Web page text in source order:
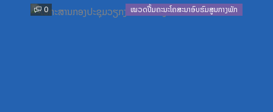
0 ໝວດປື້ມຄະນະໂຄສະນາອົບຮົມສູນກາງພັກ
Previous
Next